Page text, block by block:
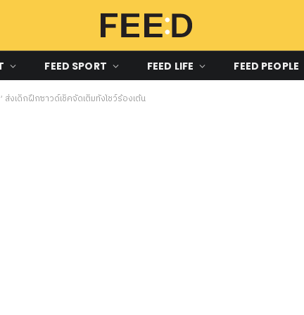
FEED SPORT FEED LIFE FEED PEOPLE
ส่งเด็กฝึกซาวด์เช็คจัดเต็มทั้งโชว์ร้องเต้น